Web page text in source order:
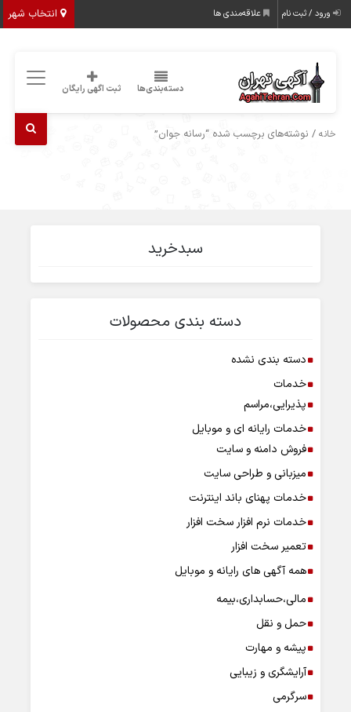
انتخاب شهر ورود / ثبت نام علاقه‌مندی ها
دسته‌بندی‌ها ثبت اگهی رایگان
خانه / نوشته‌های برچسب شده “رسانه جوان”
سبدخرید
دسته بندی محصولات
دسته بندی نشده
خدمات
پذیرایی،مراسم
خدمات رایانه ای و موبایل
فروش دامنه و سایت
میزبانی و طراحی سایت
خدمات پهنای باند اینترنت
خدمات نرم افزار سخت افزار
تعمیر سخت افزار
همه آگهی های رایانه و موبایل
مالی،حسابداری،بیمه
حمل و نقل
پیشه و مهارت
آرایشگری و زیبایی
سرگرمی